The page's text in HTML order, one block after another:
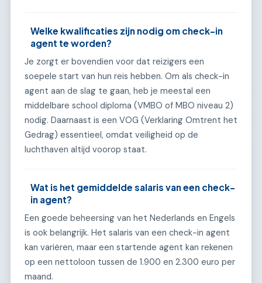
Welke kwalificaties zijn nodig om check-in
agent te worden?
Je zorgt er bovendien voor dat reizigers een
soepele start van hun reis hebben. Om als check-in
agent aan de slag te gaan, heb je meestal een
middelbare school diploma (VMBO of MBO niveau 2)
nodig. Daarnaast is een VOG (Verklaring Omtrent het
Gedrag) essentieel, omdat veiligheid op de
luchthaven altijd voorop staat.
Wat is het gemiddelde salaris van een check-
in agent?
Een goede beheersing van het Nederlands en Engels
is ook belangrijk. Het salaris van een check-in agent
kan variëren, maar een startende agent kan rekenen
op een nettoloon tussen de 1.900 en 2.300 euro per
maand.